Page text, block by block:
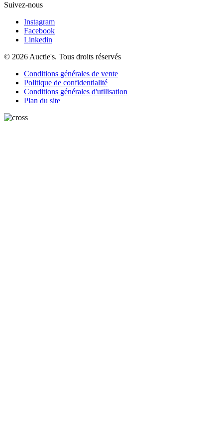
Suivez-nous
Instagram
Facebook
Linkedin
© 2026 Auctie's. Tous droits réservés
Conditions générales de vente
Politique de confidentialité
Conditions générales d'utilisation
Plan du site